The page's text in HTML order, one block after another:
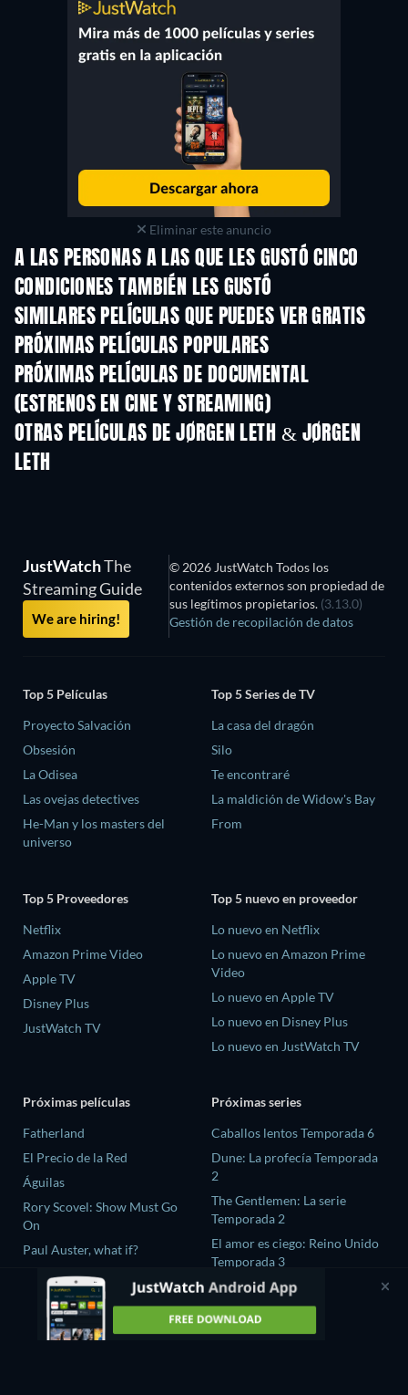
Eliminar este anuncio
A LAS PERSONAS A LAS QUE LES GUSTÓ CINCO
CONDICIONES TAMBIÉN LES GUSTÓ
SIMILARES PELÍCULAS QUE PUEDES VER GRATIS
PRÓXIMAS PELÍCULAS POPULARES
PRÓXIMAS PELÍCULAS DE DOCUMENTAL
(ESTRENOS EN CINE Y STREAMING)
OTRAS PELÍCULAS DE JØRGEN LETH & JØRGEN
LETH
JustWatchThe
Streaming Guide
We are hiring!
© 2026 JustWatch Todos los
contenidos externos son propiedad de
sus legítimos propietarios. (3.13.0)
Gestión de recopilación de datos
Top 5 Películas
Proyecto Salvación
Obsesión
La Odisea
Las ovejas detectives
He-Man y los masters del
universo
Top 5 Series de TV
La casa del dragón
Silo
Te encontraré
La maldición de Widow's Bay
From
Top 5 Proveedores
Netflix
Amazon Prime Video
Apple TV
Disney Plus
JustWatch TV
Top 5 nuevo en proveedor
Lo nuevo en Netflix
Lo nuevo en Amazon Prime
Video
Lo nuevo en Apple TV
Lo nuevo en Disney Plus
Lo nuevo en JustWatch TV
Próximas películas
Fatherland
El Precio de la Red
Águilas
Rory Scovel: Show Must Go
On
Paul Auster, what if?
Próximas series
Caballos lentos Temporada 6
Dune: La profecía Temporada
2
The Gentlemen: La serie
Temporada 2
El amor es ciego: Reino Unido
Temporada 3
The Chosen In The Wild with
Bear Grylls Temporada 1